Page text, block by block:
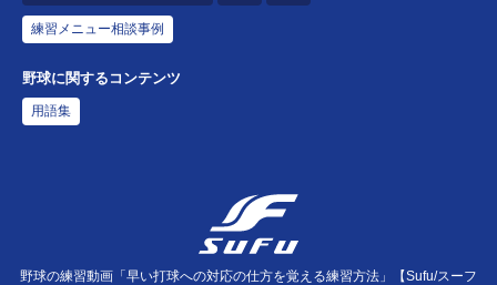
練習メニュー相談事例
野球に関するコンテンツ
用語集
野球の練習動画「早い打球への対応の仕方を覚える練習方法」【Sufu/スーフ